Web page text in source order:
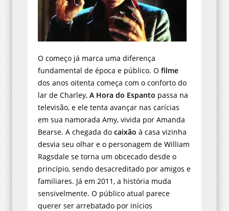
O começo já marca uma diferença
fundamental de época e público. O filme
dos anos oitenta começa com o conforto do
lar de Charley, A Hora do Espanto passa na
televisão, e ele tenta avançar nas carícias
em sua namorada Amy, vivida por Amanda
Bearse. A chegada do caixão à casa vizinha
desvia seu olhar e o personagem de William
Ragsdale se torna um obcecado desde o
princípio, sendo desacreditado por amigos e
familiares. Já em 2011, a história muda
sensivelmente. O público atual parece
querer ser arrebatado por inícios